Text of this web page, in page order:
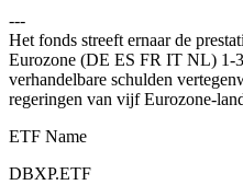
---
Het fonds streeft ernaar de
Eurozone (DE ES FR IT NL) 1-
verhandelbare schulden
regeringen van vijf Eurozone-
ETF Name
DBXP.ETF